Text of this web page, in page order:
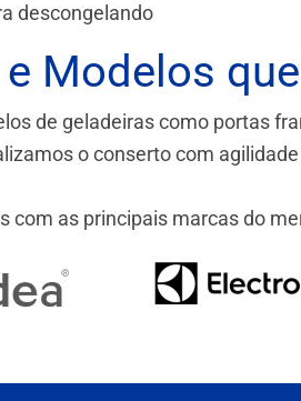
descongelando
Modelos
de geladeiras como portas
o conserto com
com as principais marcas do